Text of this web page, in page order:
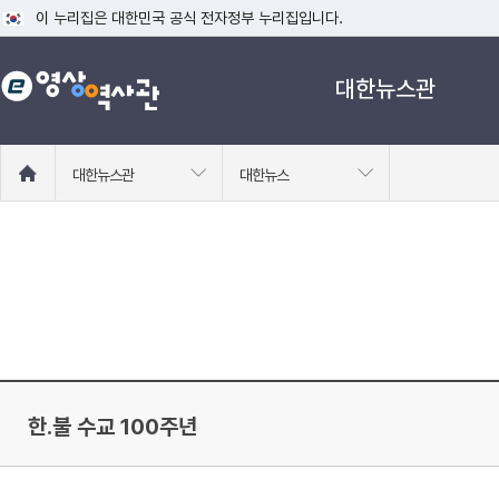
이 누리집은 대한민국 공식 전자정부 누리집입니다.
공식 누리집 주소 확인하기
go.kr 주소를 사용하는 누리집은 대한민국 정부기관이 관리하는 누리집입니
대한뉴스관
로
대한뉴스관 대한뉴스
한.불 수교 100주년